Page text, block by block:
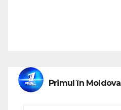
Primul în Moldova